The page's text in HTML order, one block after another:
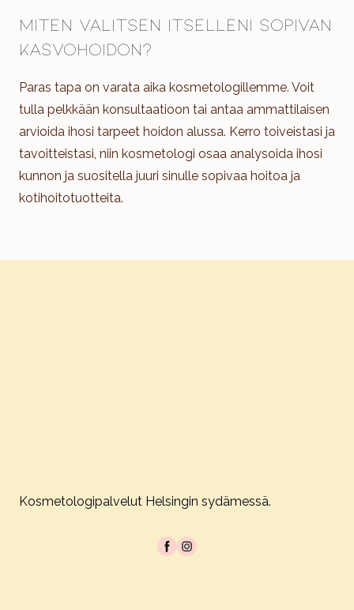
Miten valitsen itselleni sopivan
kasvohoidon?
Paras tapa on varata aika kosmetologillemme. Voit
tulla pelkkään konsultaatioon tai antaa ammattilaisen
arvioida ihosi tarpeet hoidon alussa. Kerro toiveistasi ja
tavoitteistasi, niin kosmetologi osaa analysoida ihosi
kunnon ja suositella juuri sinulle sopivaa hoitoa ja
kotihoitotuotteita.
Kosmetologipalvelut Helsingin sydämessä.